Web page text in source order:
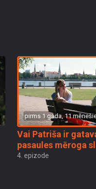
pirms 1 gada, 11
Vai Patriša ir
pasaules mēroga
4. epizode